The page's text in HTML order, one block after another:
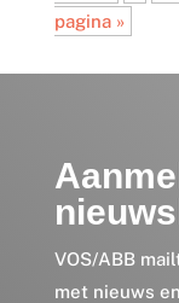
pagina »
VOS/ABB
met nieuws